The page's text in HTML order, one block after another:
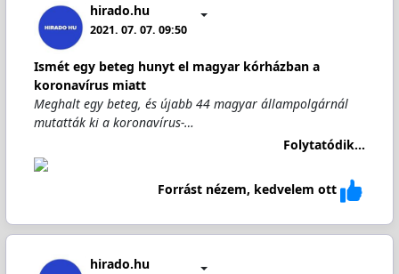
hirado.hu
2021. 07. 07. 09:50
Ismét egy beteg hunyt el magyar kórházban a
koronavírus miatt
Meghalt egy beteg, és újabb 44 magyar állampolgárnál
mutatták ki a koronavírus-…
Folytatódik...
Forrást nézem, kedvelem ott
hirado.hu